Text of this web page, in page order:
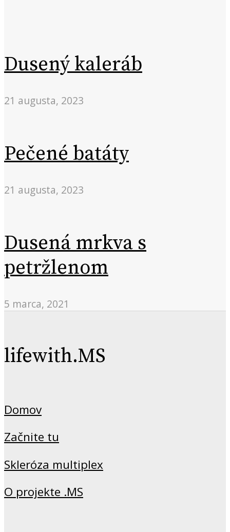
Dusený kaleráb
21 augusta, 2023
Pečené batáty
21 augusta, 2023
Dusená mrkva s
petržlenom
5 marca, 2021
lifewith.MS
Domov
Začnite tu
Skleróza multiplex
O projekte .MS